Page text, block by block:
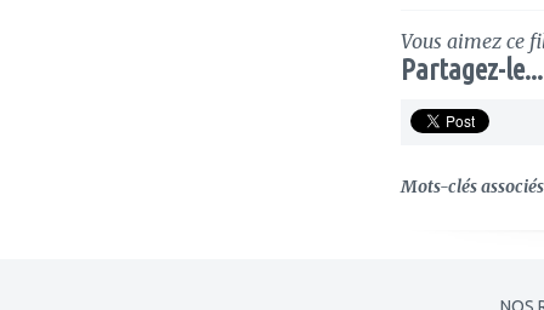
Vous aimez ce
Partagez-le...
Mots-clés